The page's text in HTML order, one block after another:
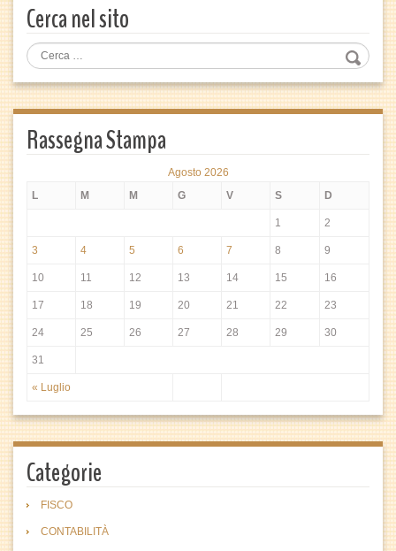
Cerca nel sito
Rassegna Stampa
Agosto 2026
L
M M G V S D
« Luglio
1 2
3 4 5 6 7 8 9
10 11 12 13 14 15 16
17 18 19 20 21 22 23
24 25 26 27 28 29 30
31
Categorie
FISCO
CONTABILITÀ